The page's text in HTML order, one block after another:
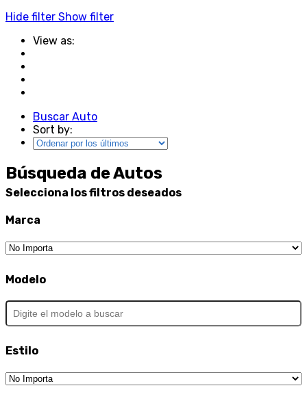
Hide filter Show filter
View as:
Buscar Auto
Sort by:
Búsqueda de Autos
Selecciona los filtros deseados
Marca
Modelo
Estilo